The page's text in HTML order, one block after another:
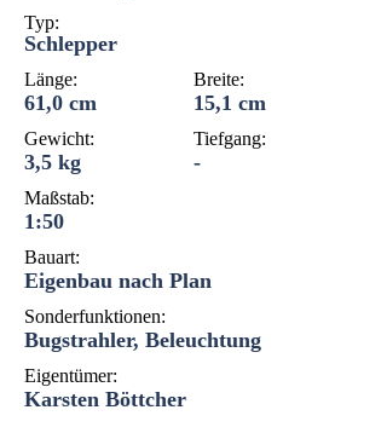
Typ:
Schlepper
Länge: Breite:
61,0 cm 15,1 cm
Gewicht: Tiefgang:
3,5 kg -
Maßstab:
1:50
Bauart:
Eigenbau nach Plan
Sonderfunktionen:
Bugstrahler, Beleuchtung
Eigentümer:
Karsten Böttcher